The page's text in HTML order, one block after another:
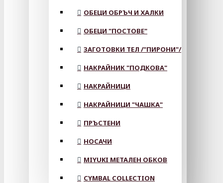
ОБЕЦИ ОБРЪЧ И ХАЛКИ
ОБЕЦИ "ПОСТОВЕ"
ЗАГОТОВКИ ТЕЛ /"ПИРОНИ"/
НАКРАЙНИК "ПОДКОВА"
НАКРАЙНИЦИ
НАКРАЙНИЦИ "ЧАШКА"
ПРЪСТЕНИ
НОСАЧИ
MIYUKI МЕТАЛЕН ОБКОВ
CYMBAL COLLECTION